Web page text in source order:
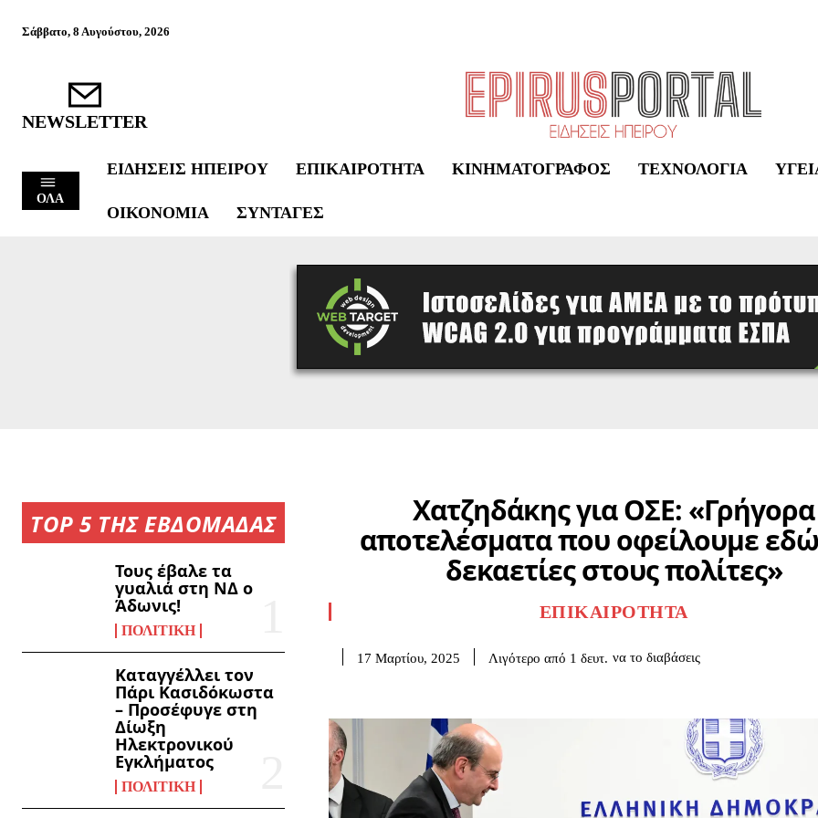
Σάββατο, 8 Αυγούστου, 2026
NEWSLETTER
ΟΛΑ
ΕΙΔΉΣΕΙΣ ΗΠΕΊΡΟΥ ΕΠΙΚΑΙΡΌΤΗΤΑ ΚΙΝΗΜΑΤΟΓΡΆΦΟΣ ΤΕΧΝΟΛΟΓΊΑ
ΟΙΚΟΝΟΜΊΑ ΣΥΝΤΑΓΈΣ
TOP 5 ΤΗΣ ΕΒΔΟΜΑΔΑΣ
Τους έβαλε τα
γυαλιά στη ΝΔ ο
Άδωνις!
ΠΟΛΙΤΙΚΉ
Καταγγέλλει τον
Πάρι Κασιδόκωστα
– Προσέφυγε στη
Δίωξη
Ηλεκτρονικού
Εγκλήματος
ΠΟΛΙΤΙΚΉ
Χατζηδάκης για ΟΣΕ: «Γρήγορα
αποτελέσματα που οφείλουμε
δεκαετίες στους πολίτες»
ΕΠΙΚΑΙΡΌΤΗΤΑ
17 Μαρτίου, 2025 Λιγότερο από 1 δευτ. να το διαβάσεις